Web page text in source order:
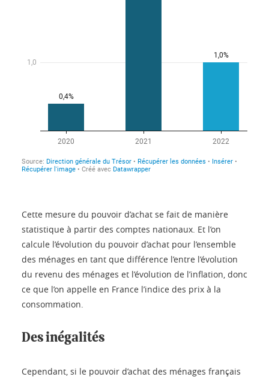
Cette mesure du pouvoir d’achat se fait de manière
statistique à partir des comptes nationaux. Et l’on
calcule l’évolution du pouvoir d’achat pour l’ensemble
des ménages en tant que différence l’entre l’évolution
du revenu des ménages et l’évolution de l’inflation, donc
ce que l’on appelle en France l’indice des prix à la
consommation.
Des inégalités
Cependant, si le pouvoir d’achat des ménages français